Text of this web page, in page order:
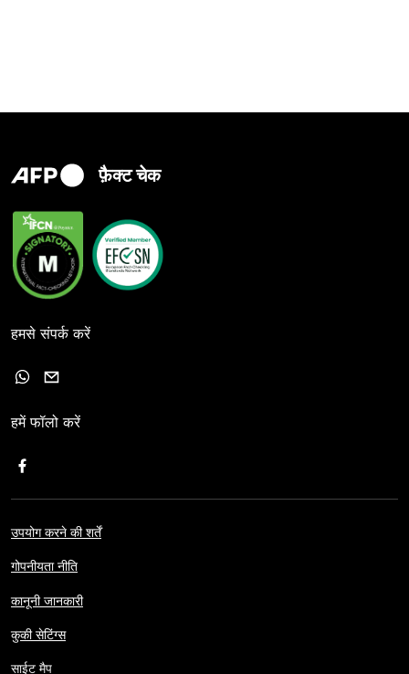
फ़ैक्ट चेक
हमसे संपर्क करें
हमें फॉलो करें
उपयोग करने की शर्तें
गोपनीयता नीति
कानूनी जानकारी
कुकी सेटिंग्स
साईट मैप